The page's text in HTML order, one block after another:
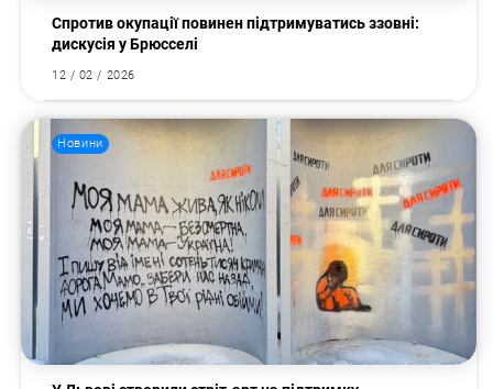
Пошук за запитом:
Спротив окупації повинен підтримуватись ззовні:
дискусія у Брюсселі
12 / 02 / 2026
Новини